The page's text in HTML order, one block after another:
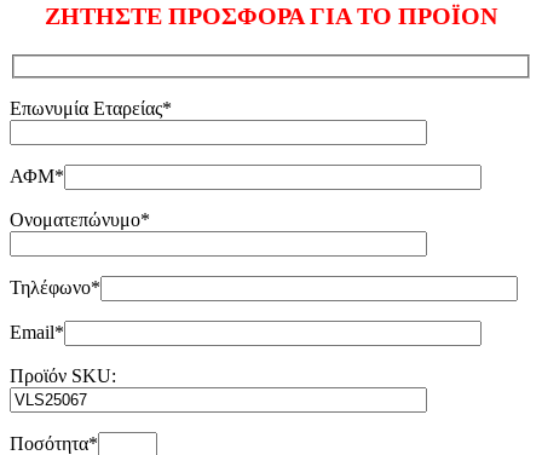
ΖΗΤΗΣΤΕ ΠΡΟΣΦΟΡΑ ΓΙΑ ΤΟ ΠΡΟΪΟΝ
Επωνυμία Εταρείας*
ΑΦΜ*
Ονοματεπώνυμο*
Τηλέφωνο*
Email*
Προϊόν SKU:
Ποσότητα*